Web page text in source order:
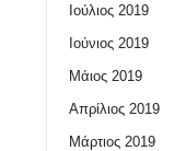
Ιούλιος 2019
Ιούνιος 2019
Μάιος 2019
Απρίλιος 2019
Μάρτιος 2019